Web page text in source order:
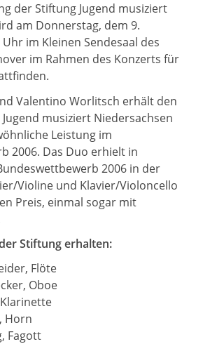
der Stiftung Jugend musiziert
am Donnerstag, dem 9.
im Kleinen Sendesaal des
im Rahmen des Konzerts für
Valentino Worlitsch erhält den
musiziert Niedersachsen
Leistung im
2006. Das Duo erhielt in
2006 in der
Violine und Klavier/Violoncello
Preis, einmal sogar mit
Stiftung erhalten:
Flöte
Oboe
Horn
Fagott